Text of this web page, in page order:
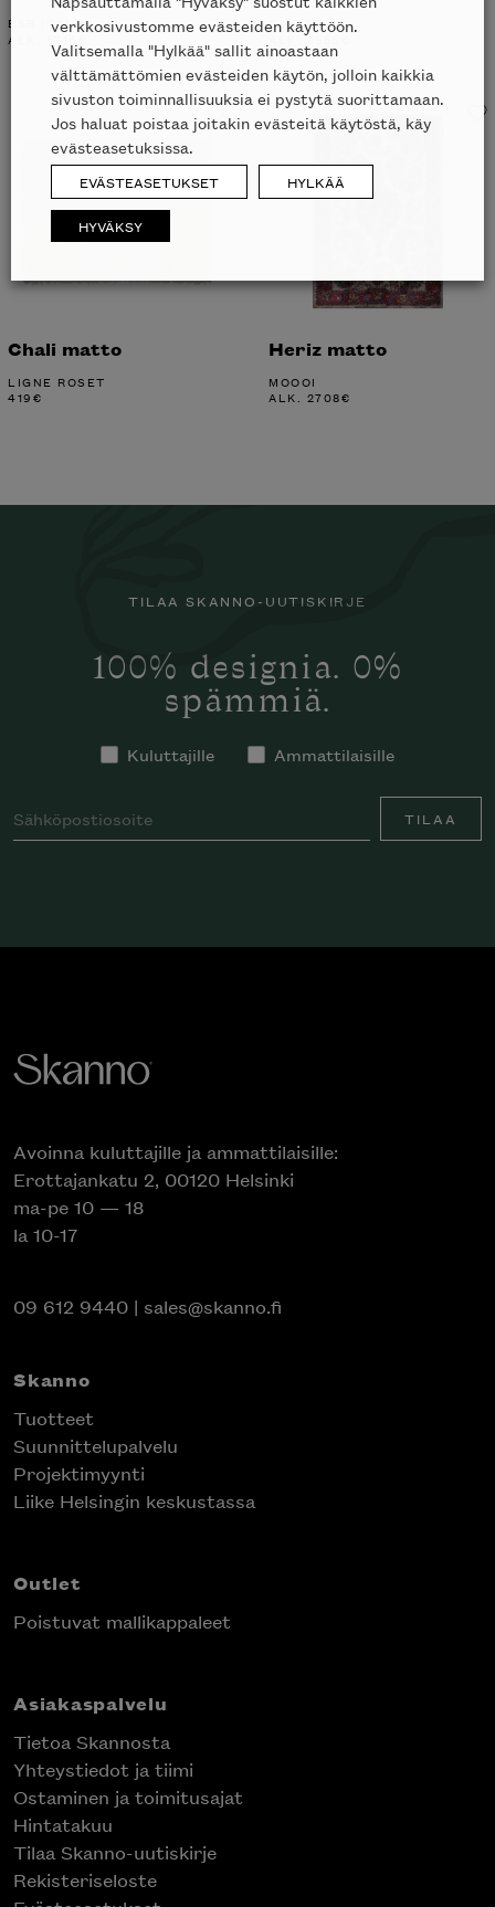
Istos matto
B&B ITALIA
5716€
Visioni matto
CC-TAPIS
ALK.8856€
Chali matto
LIGNE ROSET
Heriz matto
MOOOI
100% designia. 0%
spämmiä.
Kuluttajille Ammattilaisille
Avoinna kuluttajille ja ammattilaisille:
Erottajankatu 2, 00120 Helsinki
ma-pe 10 — 18
la 10-17
09 612 9440 | sales@skanno.fi
Skanno
Tuotteet
Suunnittelupalvelu
Projektimyynti
Liike Helsingin keskustassa
Outlet
Poistuvat mallikappaleet
Asiakaspalvelu
Tietoa Skannosta
Yhteystiedot ja tiimi
Ostaminen ja toimitusajat
Hintatakuu
Tilaa Skanno-uutiskirje
Rekisteriseloste
Inspiroidu italialaisen merkin laadukkaasta
verkkosivustomme evästeiden käyttöön.
Valitsemalla "Hylkää" sallit ainoastaan
välttämättömien evästeiden käytön, jolloin kaikkia
sivuston toiminnallisuuksia ei pystytä suorittamaan.
Jos haluat poistaa joitakin evästeitä käytöstä, käy
evästeasetuksissa.
EVÄSTEASETUKSET HYLKÄÄ
HYVÄKSY